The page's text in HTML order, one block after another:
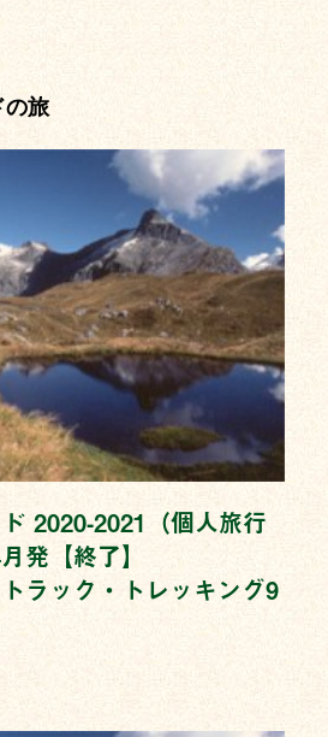
の旅
2020-2021（個人旅行
発【終了】
ラック・トレッキング9